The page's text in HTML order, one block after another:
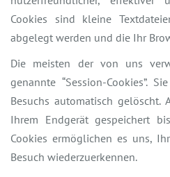
Cookies sind kleine
abgelegt werden und die Ihr
Die meisten der von uns
genannte “Session-Cookies”.
Besuchs automatisch gelöscht.
Ihrem Endgerät gespeichert
Cookies ermöglichen es uns,
Besuch wiederzuerkennen.